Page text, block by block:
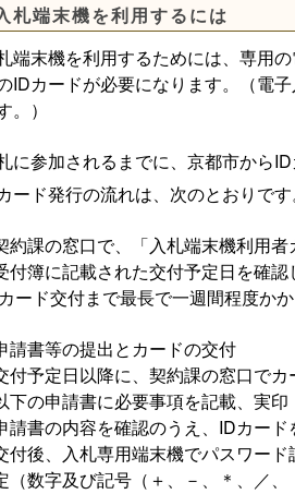
札端末機を利用するには
端末機を利用するためには、専用
IDカードが必要になります。（電
。）
に参加されるまでに、京都市からID
ード発行の流れは、次のとおりです
約課の窓口で、「入札端末機利用
付簿に記載された交付予定日を確認
ード交付まで最長で一週間程度か
請書等の提出とカードの交付
付予定日以降に、契約課の窓口でカ
下の申請書に必要事項を記載、実
請書の内容を確認のうえ、IDカード
付後、入札専用端末機でパスワー
（数字及び記号（＋、－、＊、／、